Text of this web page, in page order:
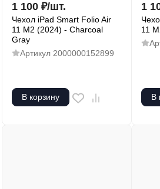
1 100 ₽/шт.
Чехол iPad Smart Folio Air
11 M2 (2024) - Charcoal
Gray
Артикул 2000000152899
В корзину
1
11
В